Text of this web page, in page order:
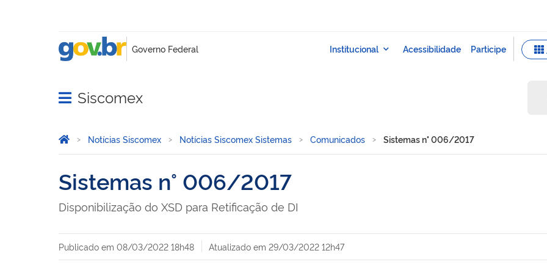
Abrir menu principal de navegação
Siscomex
Você está aqui:
Página Inicial
Notícias Siscomex Notícias Siscomex Sistemas Comunicados Sistemas n° 006/2017
Sistemas n° 006/2017
Disponibilização do XSD para Retificação de DI
Publicado em 08/03/2022 18h48 Atualizado em 29/03/2022 12h47